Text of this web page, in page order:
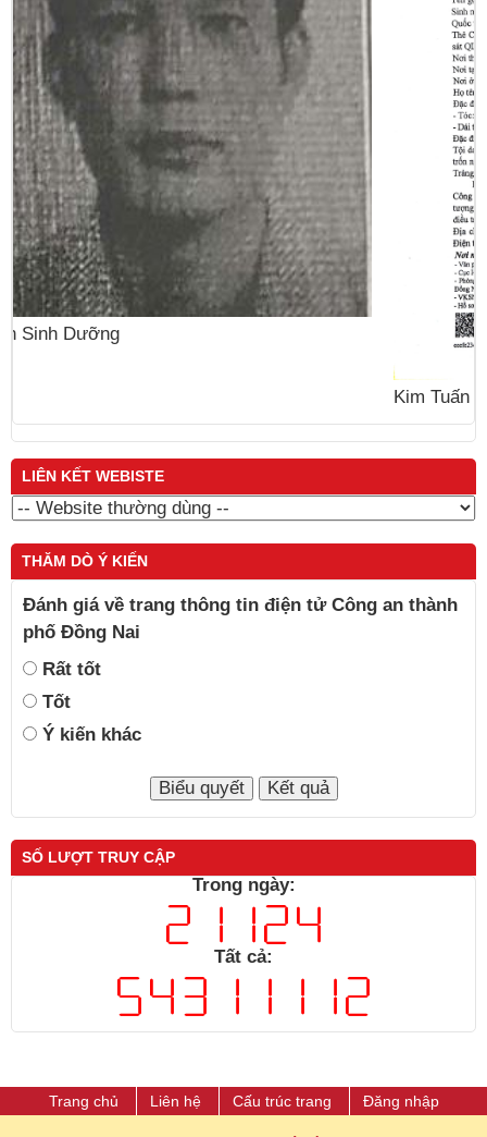
LIÊN KẾT WEBISTE
THĂM DÒ Ý KIẾN
Đánh giá về trang thông tin điện tử Công an thành
phố Đồng Nai
Rất tốt
Tốt
Ý kiến khác
SỐ LƯỢT TRUY CẬP
Trong ngày:
Tất cả:
Trang chủ Liên hệ Cấu trúc trang Đăng nhập